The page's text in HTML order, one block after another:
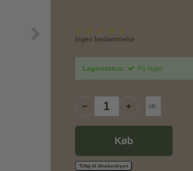
Ingen bedømmelse
Lagerstatus: På lager
stk.
Køb
Tilføj til Ønskeskyen